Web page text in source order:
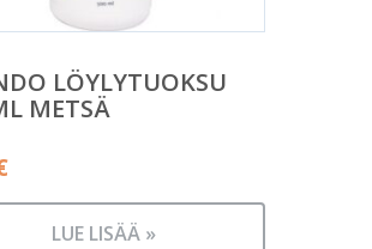
LÖYLYTUOKSU
METSÄ
LUE LISÄÄ »